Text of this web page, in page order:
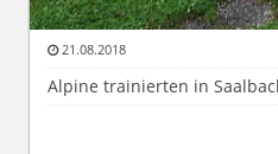
21.08.2018
Alpine trainierten in